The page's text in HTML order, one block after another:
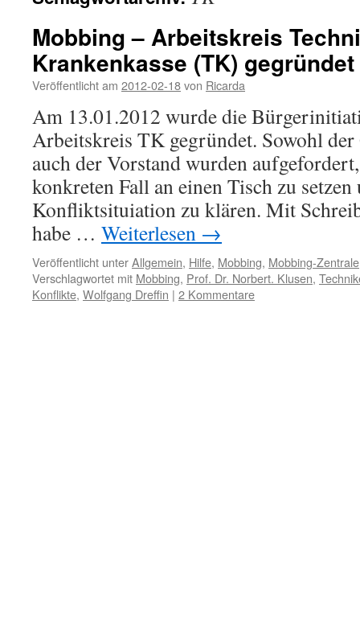
Mobbing – Arbeitskreis
Krankenkasse (TK) gegründet
Veröffentlicht am 2012-02-18von Ricarda
Am 13.01.2012 wurde die
Arbeitskreis TK gegründet. Sowohl der
auch der Vorstand wurden
konkreten Fall an einen Tisch zu setzen
Konfliktsituiation zu klären. Mit
habe … Weiterlesen →
Veröffentlicht unterAllgemein, Hilfe, Mobbing, Mobbing-Zentrale
Verschlagwortet mit Mobbing, Prof. Dr. Norbert. Klusen,
Konflikte, Wolfgang Dreffin | 2 Kommentare